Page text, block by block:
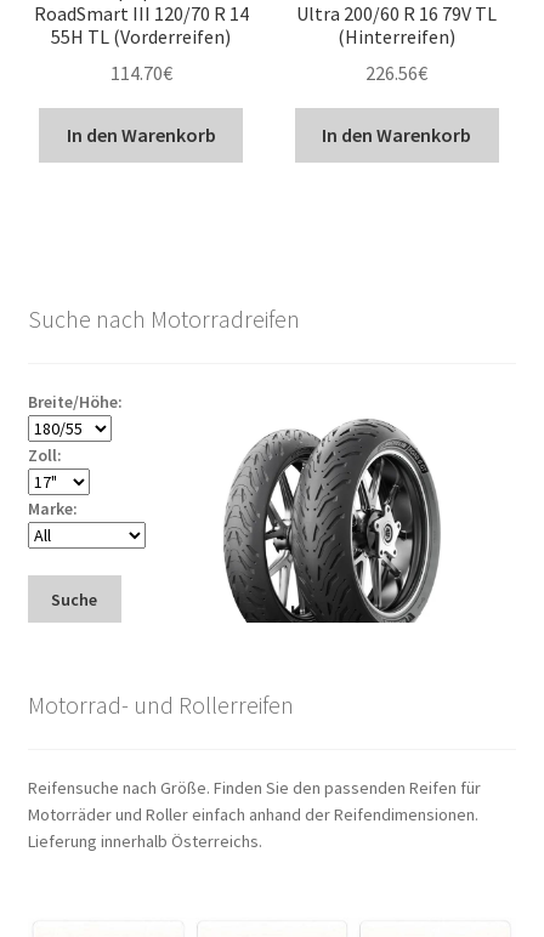
RoadSmart III 120/70 R 14
55H TL (Vorderreifen)
114.70€
In den Warenkorb
Ultra 200/60 R 16 79V TL
(Hinterreifen)
226.56€
In den Warenkorb
Suche nach Motorradreifen
Breite/Höhe:
Zoll:
Marke:
Suche
Motorrad- und Rollerreifen
Reifensuche nach Größe. Finden Sie den passenden Reifen für
Motorräder und Roller einfach anhand der Reifendimensionen.
Lieferung innerhalb Österreichs.